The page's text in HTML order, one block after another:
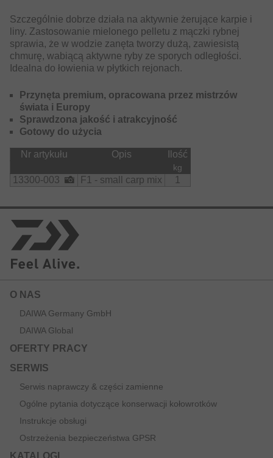
Szczególnie dobrze działa na aktywnie żerujące karpie i
liny. Zastosowanie mielonego pelletu z mączki rybnej
sprawia, że w wodzie zanęta tworzy dużą, zawiesistą
chmurę, wabiącą aktywne ryby ze sporych odległości.
Idealna do łowienia w płytkich rejonach.
Przynęta premium, opracowana przez mistrzów
świata i Europy
Sprawdzona jakość i atrakcyjność
Gotowy do użycia
Nr artykułu Opis Ilość
kg
13300-003 F1 - small carp mix 1
O NAS
DAIWA Germany GmbH
DAIWA Global
OFERTY PRACY
SERWIS
Serwis naprawczy & części zamienne
Ogólne pytania dotyczące konserwacji kołowrotków
Instrukcje obsługi
Ostrzeżenia bezpieczeństwa GPSR